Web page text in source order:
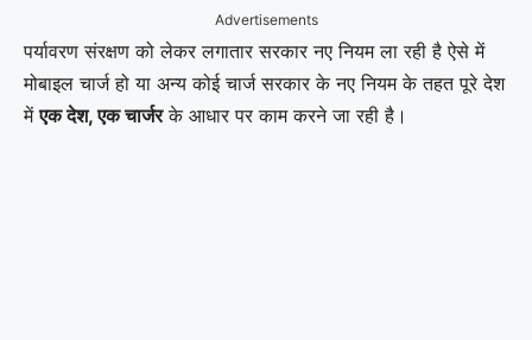
Advertisements
पर्यावरण संरक्षण को लेकर लगातार सरकार नए नियम ला रही है ऐसे में
मोबाइल चार्ज हो या अन्य कोई चार्ज सरकार के नए नियम के तहत पूरे देश
मेंएक देश, एक चार्जरके आधार पर काम करने जा रही है।